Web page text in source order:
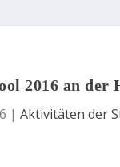
2016 an der
| Aktivitäten der